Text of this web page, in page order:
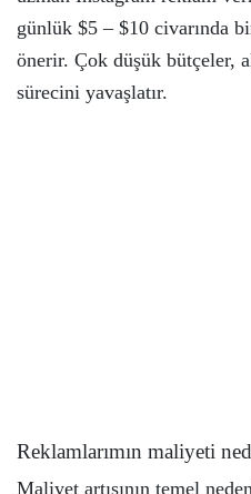
günlük $5 – $10 civarında
önerir. Çok düşük bütçeler,
sürecini yavaşlatır.
Reklamlarımın maliyeti
Maliyet artışının temel